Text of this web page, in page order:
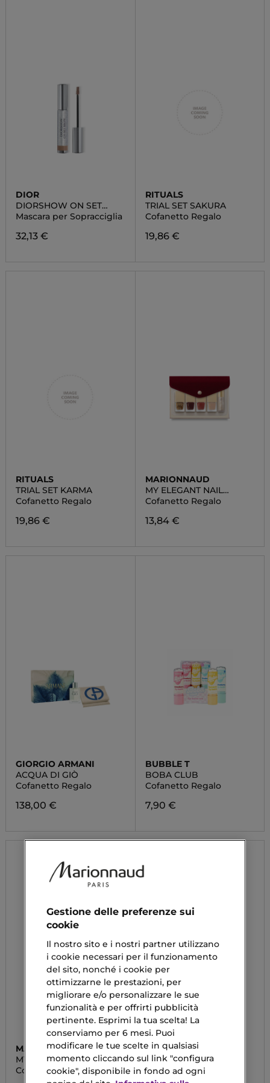
DIOR
DIORSHOW ON SET
BROW
Mascara per Sopracciglia
32,13 €
RITUALS
TRIAL SET SAKURA
Cofanetto Regalo
19,86 €
RITUALS
TRIAL SET KARMA
Cofanetto Regalo
19,86 €
MARIONNAUD
MY ELEGANT NAIL
LACQUER POUCH
Cofanetto Regalo
13,84 €
GIORGIO ARMANI
ACQUA DI GIÒ
Cofanetto Regalo
138,00 €
BUBBLE T
BOBA CLUB
Cofanetto Regalo
7,90 €
MARIONNAUD
MY MANICURE
ESSENTIALS
Cofanetto Regalo
CLINIQUE
MOISTURE SURGE
ROUTINE-SET
Cofanetto Regalo
Gestione delle preferenze sui
cookie
Il nostro sito e i nostri partner utilizzano
i cookie necessari per il funzionamento
del sito, nonché i cookie per
ottimizzarne le prestazioni, per
migliorare e/o personalizzare le sue
funzionalità e per offrirti pubblicità
pertinente. Esprimi la tua scelta! La
conserviamo per 6 mesi. Puoi
modificare le tue scelte in qualsiasi
momento cliccando sul link "configura
cookie", disponibile in fondo ad ogni